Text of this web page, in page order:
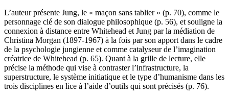
L’auteur présente Jung, le « maçon sans tablier » (p. 70), comme le
personnage clé de son dialogue philosophique (p. 56), et souligne la
connexion à distance entre Whitehead et Jung par la médiation de
Christina Morgan (1897-1967) à la fois par son apport dans le cadre
de la psychologie jungienne et comme catalyseur de l’imagination
créatrice de Whitehead (p. 65). Quant à la grille de lecture, elle
précise la méthode qui vise à contraster l’infrastructure, la
superstructure, le système initiatique et le type d’humanisme dans les
trois disciplines en lice à l’aide d’outils qui sont précisés (p. 76).